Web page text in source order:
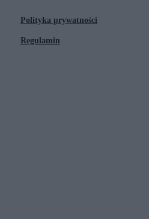
Polityka prywatności
Regulamin